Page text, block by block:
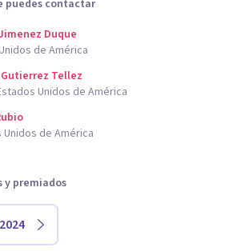
puedes contactar
Duque
de América
Tellez
Unidos de América
de América
y premiados